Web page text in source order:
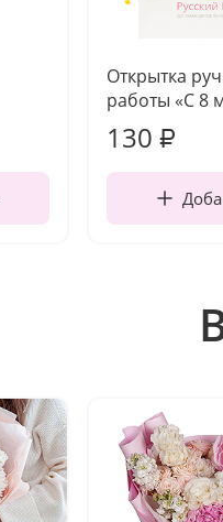
Открытка
работы «С 8
130 ₽